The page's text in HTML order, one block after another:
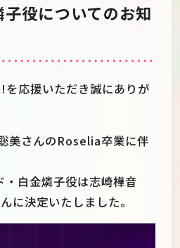
役についてのお知
応援いただき誠にありが
美さんのRoselia卒業に伴
白金燐子役は志崎樺音
に決定いたしました。